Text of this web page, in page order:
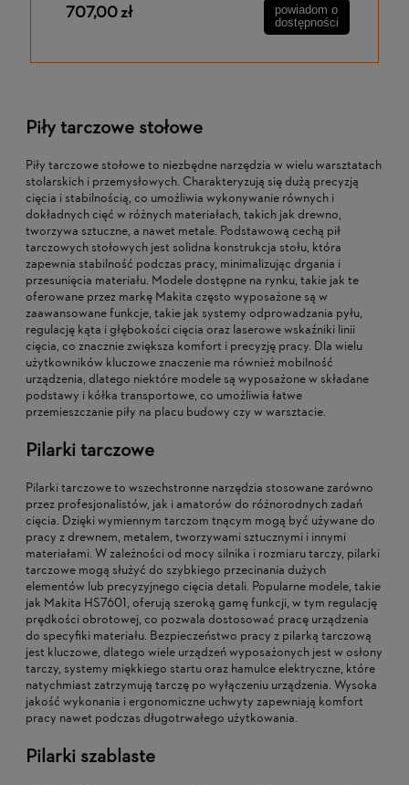
707,00 zł
powiadom o
dostępności
Piły tarczowe stołowe
Piły tarczowe stołowe to niezbędne narzędzia w wielu warsztatach
stolarskich i przemysłowych. Charakteryzują się dużą precyzją
cięcia i stabilnością, co umożliwia wykonywanie równych i
dokładnych cięć w różnych materiałach, takich jak drewno,
tworzywa sztuczne, a nawet metale. Podstawową cechą pił
tarczowych stołowych jest solidna konstrukcja stołu, która
zapewnia stabilność podczas pracy, minimalizując drgania i
przesunięcia materiału. Modele dostępne na rynku, takie jak te
oferowane przez markę Makita często wyposażone są w
zaawansowane funkcje, takie jak systemy odprowadzania pyłu,
regulację kąta i głębokości cięcia oraz laserowe wskaźniki linii
cięcia, co znacznie zwiększa komfort i precyzję pracy. Dla wielu
użytkowników kluczowe znaczenie ma również mobilność
urządzenia, dlatego niektóre modele są wyposażone w składane
podstawy i kółka transportowe, co umożliwia łatwe
przemieszczanie piły na placu budowy czy w warsztacie.
Pilarki tarczowe
Pilarki tarczowe to wszechstronne narzędzia stosowane zarówno
przez profesjonalistów, jak i amatorów do różnorodnych zadań
cięcia. Dzięki wymiennym tarczom tnącym mogą być używane do
pracy z drewnem, metalem, tworzywami sztucznymi i innymi
materiałami. W zależności od mocy silnika i rozmiaru tarczy, pilarki
tarczowe mogą służyć do szybkiego przecinania dużych
elementów lub precyzyjnego cięcia detali. Popularne modele, takie
jak Makita HS7601, oferują szeroką gamę funkcji, w tym regulację
prędkości obrotowej, co pozwala dostosować pracę urządzenia
do specyfiki materiału. Bezpieczeństwo pracy z pilarką tarczową
jest kluczowe, dlatego wiele urządzeń wyposażonych jest w osłony
tarczy, systemy miękkiego startu oraz hamulce elektryczne, które
natychmiast zatrzymują tarczę po wyłączeniu urządzenia. Wysoka
jakość wykonania i ergonomiczne uchwyty zapewniają komfort
pracy nawet podczas długotrwałego użytkowania.
Pilarki szablaste